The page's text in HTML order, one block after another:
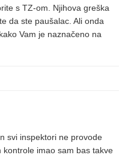
s TZ-om. Njihova greška
da ste paušalac. Ali onda
Vam je naznačeno na
svi inspektori ne provode
imao sam bas takve